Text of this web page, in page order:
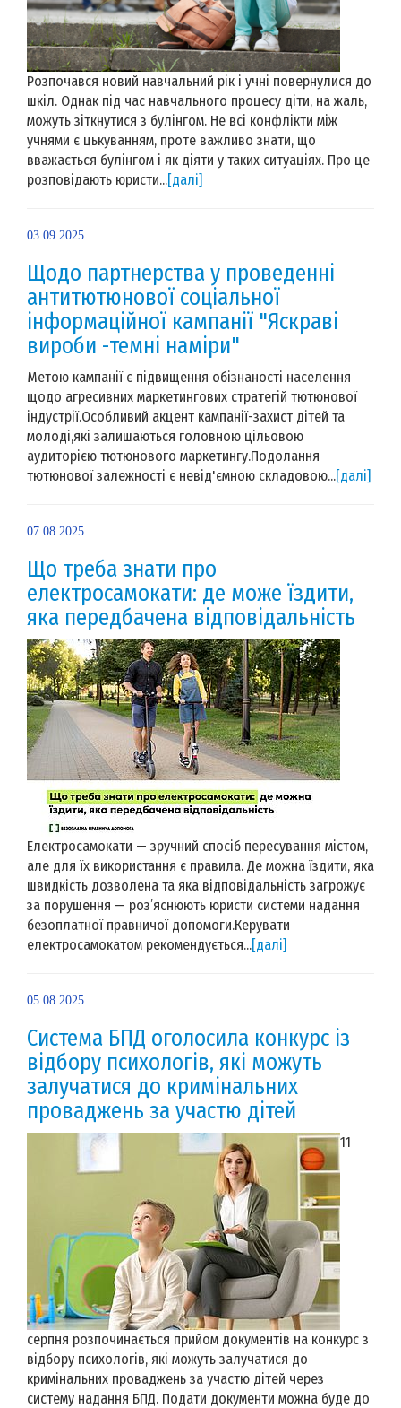
Розпочався новий навчальний рік і учні повернулися до
шкіл. Однак під час навчального процесу діти, на жаль,
можуть зіткнутися з булінгом. Не всі конфлікти між
учнями є цькуванням, проте важливо знати, що
вважається булінгом і як діяти у таких ситуаціях. Про це
розповідають юристи...[далі]
03.09.2025
Щодо партнерства у проведенні
антитютюнової соціальної
інформаційної кампанії "Яскраві
вироби -темні наміри"
Метою кампанії є підвищення обізнаності населення
щодо агресивних маркетингових стратегій тютюнової
індустрії.Особливий акцент кампанії-захист дітей та
молоді,які залишаються головною цільовою
аудиторією тютюнового маркетингу.Подолання
тютюнової залежності є невід'ємною складовою...[далі]
07.08.2025
Що треба знати про
електросамокати: де може їздити,
яка передбачена відповідальність
Електросамокати — зручний спосіб пересування містом,
але для їх використання є правила. Де можна їздити, яка
швидкість дозволена та яка відповідальність загрожує
за порушення — роз’яснюють юристи системи надання
безоплатної правничої допомоги.Керувати
електросамокатом рекомендується...[далі]
05.08.2025
Система БПД оголосила конкурс із
відбору психологів, які можуть
залучатися до кримінальних
проваджень за участю дітей
11
серпня розпочинається прийом документів на конкурс з
відбору психологів, які можуть залучатися до
кримінальних проваджень за участю дітей через
систему надання БПД. Подати документи можна буде до